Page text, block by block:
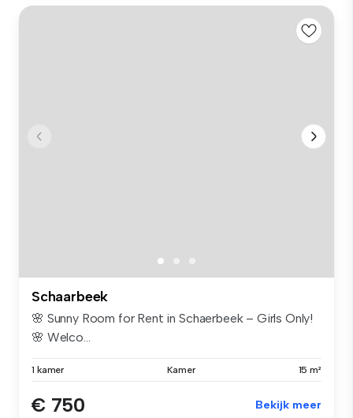
Schaarbeek
🌸 Sunny Room for Rent in Schaerbeek – Girls Only!
🌸 Welco...
1 kamer Kamer 15 m²
€ 750 Bekijk meer